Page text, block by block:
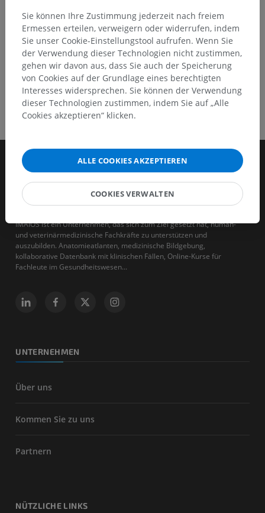
IMAIOS ist ein Unternehmen, das sich zum Ziel gesetzt hat, human-
und veterinärmedizinische Fachkräfte zu unterstützen und
auszubilden. Anatomieatlanten, medizinische Bildgebung,
kollaborative Datenbank mit klinischen Fällen, Online-Kurse für
Fachleute im Gesundheitswesen...
UNTERNEHMEN
Über uns
Kommen Sie zu uns
Partnern
NÜTZLICHE LINKS
Sie können Ihre Zustimmung jederzeit nach freiem
Ermessen erteilen, verweigern oder widerrufen, indem
Sie unser Cookie-Einstellungstool aufrufen. Wenn Sie
der Verwendung dieser Technologien nicht zustimmen,
gehen wir davon aus, dass Sie auch der Speicherung
von Cookies auf der Grundlage eines berechtigten
Interesses widersprechen. Sie können der Verwendung
dieser Technologien zustimmen, indem Sie auf „Alle
Cookies akzeptieren“ klicken.
ALLE COOKIES AKZEPTIEREN
COOKIES VERWALTEN